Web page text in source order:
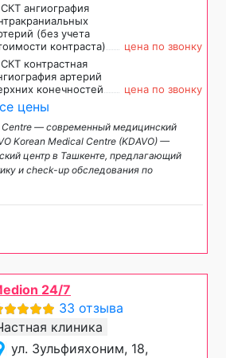
ангиография
(без учета
контраста)
цена по звонку
контрастная
артерий
конечностей
цена по звонку
цены
Centre — современный медицинский
Korean Medical Centre (KDAVO) —
центр в Ташкенте, предлагающий
и check-up обследования по
24/7
33 отзыва
клиника
ул. Зульфияхоним, 18,